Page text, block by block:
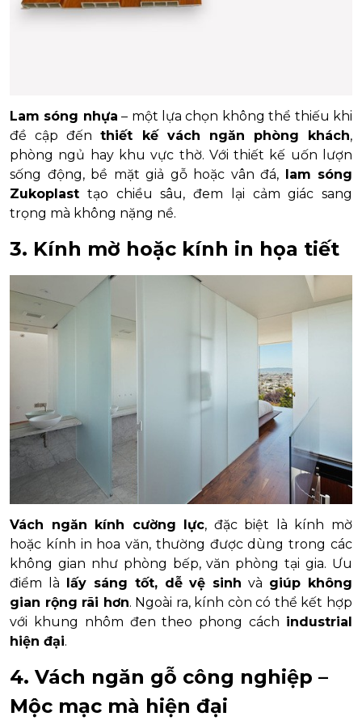
Lam sóng nhựa – một lựa chọn không thể thiếu khi
đề cập đếnthiết kế vách ngăn phòng khách,
phòng ngủ hay khu vực thờ. Với thiết kế uốn lượn
sống động, bề mặt giả gỗ hoặc vân đá, lam sóng
Zukoplast tạo chiều sâu, đem lại cảm giác sang
trọng mà không nặng nề.
3. Kính mờ hoặc kính in họa tiết
Vách ngăn kính cường lực, đặc biệt là kính mờ
hoặc kính in hoa văn, thường được dùng trong các
không gian như phòng bếp, văn phòng tại gia. Ưu
điểm là lấy sáng tốt, dễ vệ sinh và giúp không
gian rộng rãi hơn. Ngoài ra, kính còn có thể kết hợp
với khung nhôm đen theo phong cách industrial
hiện đại.
4. Vách ngăn gỗ công nghiệp –
Mộc mạc mà hiện đại